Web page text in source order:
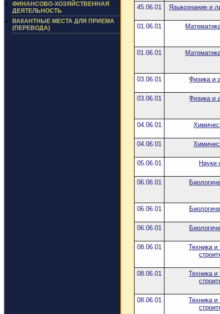
ФИНАНСОВО-ХОЗЯЙСТВЕННАЯ
ДЕЯТЕЛЬНОСТЬ
ВАКАНТНЫЕ МЕСТА ДЛЯ ПРИЕМА
(ПЕРЕВОДА)
45.06.01 Языкознание и
01.06.01
01.06.01
03.06.01 Физика и
03.06.01 Физика и
04.06.01
04.06.01
05.06.01 Науки
06.06.01
06.06.01
06.06.01
08.06.01
Техника и
08.06.01
Техника и
08.06.01
Техника и